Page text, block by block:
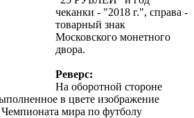
чеканки - "2018 г.", справа -
товарный знак
Московского монетного
двора.
Реверс:
На оборотной стороне
в цвете изображение
мира по футболу